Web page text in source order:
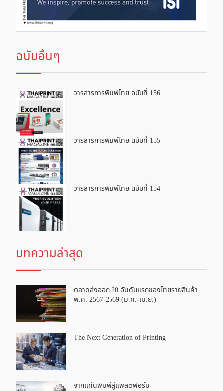
ฉบับอื่นๆ
วารสารการพิมพ์ไทย ฉบับที่ 156
วารสารการพิมพ์ไทย ฉบับที่ 155
วารสารการพิมพ์ไทย ฉบับที่ 154
บทความล่าสุด
ตลาดส่งออก 20 อันดับแรกของไทยรายสินค้า
พ.ศ. 2567-2569 (ม.ค.-เม.ย.)
The Next Generation of Printing
จากแท่นพิมพ์สู่แพลตฟอร์ม